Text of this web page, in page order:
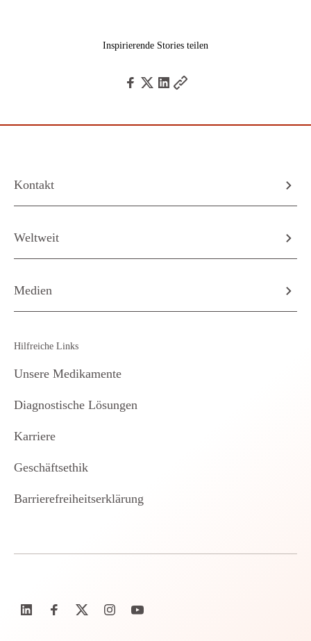
Inspirierende Stories teilen
Kontakt
Weltweit
Medien
Hilfreiche Links
Unsere Medikamente
Diagnostische Lösungen
Karriere
Geschäftsethik
Barrierefreiheitserklärung